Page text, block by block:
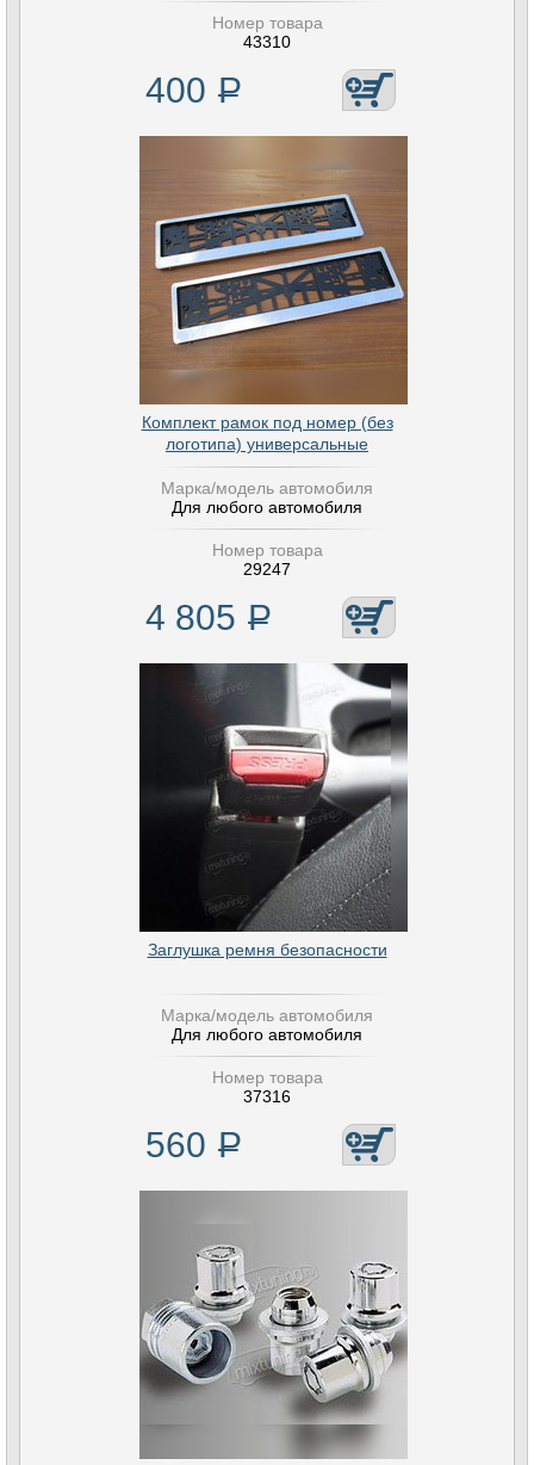
Номер товара
43310
400 Р
Комплект рамок под номер (без
логотипа) универсальные
Марка/модель автомобиля
Для любого автомобиля
Номер товара
29247
4 805 Р
Заглушка ремня безопасности
Марка/модель автомобиля
Для любого автомобиля
Номер товара
37316
560 Р